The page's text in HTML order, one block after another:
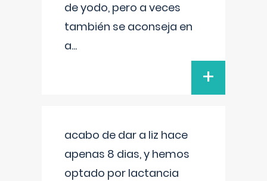
de yodo, pero a veces
también se aconseja en
a...
+
acabo de dar a liz hace
apenas 8 dias, y hemos
optado por lactancia